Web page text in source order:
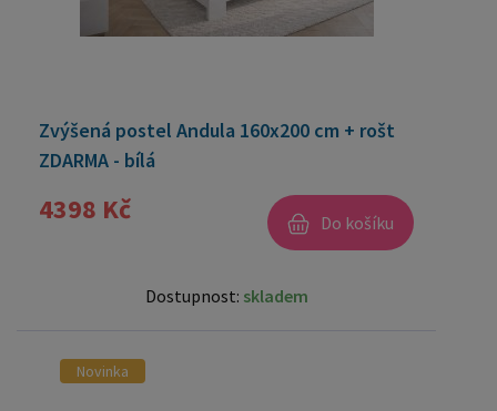
Zvýšená postel Andula 160x200 cm + rošt
ZDARMA - bílá
4398 Kč Do košíku
Dostupnost: skladem
Novinka